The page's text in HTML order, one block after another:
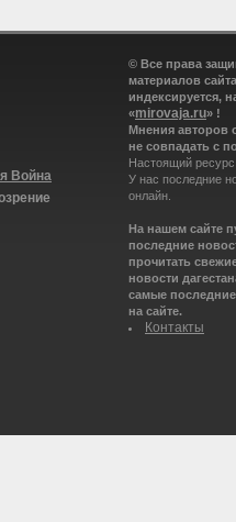
Война
© Все права
материалов
индексируется,
«mirovaja.ru» !
Мнения авторов
не совпадать с
Настоящий
У нас последние
онлайн.
На нашем сайте
последние
прочитать
новости
самые
на сайте.
Контакты